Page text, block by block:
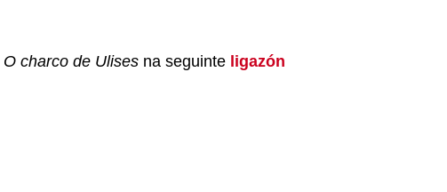
O charco de Ulises na seguinte ligazón